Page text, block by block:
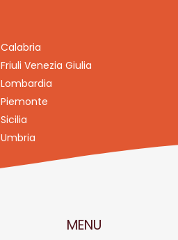
Calabria
Friuli Venezia Giulia
Lombardia
Piemonte
Sicilia
Umbria
MENU